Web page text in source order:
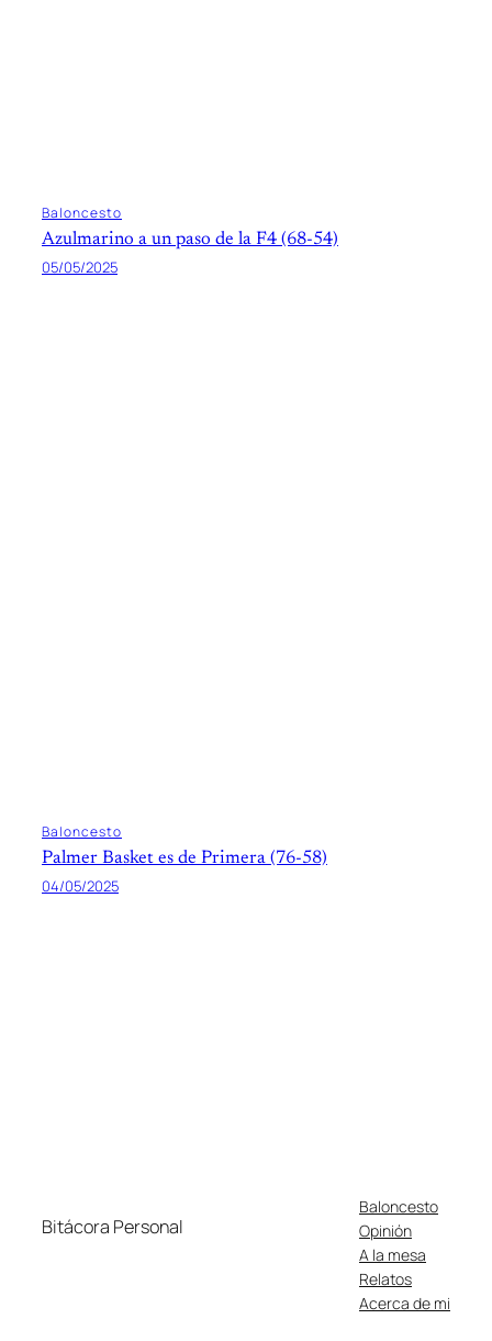
Baloncesto
Azulmarino a un paso de la F4 (68-54)
05/05/2025
Baloncesto
Palmer Basket es de Primera (76-58)
04/05/2025
Bitácora Personal
Baloncesto
Opinión
A la mesa
Relatos
Acerca de mi